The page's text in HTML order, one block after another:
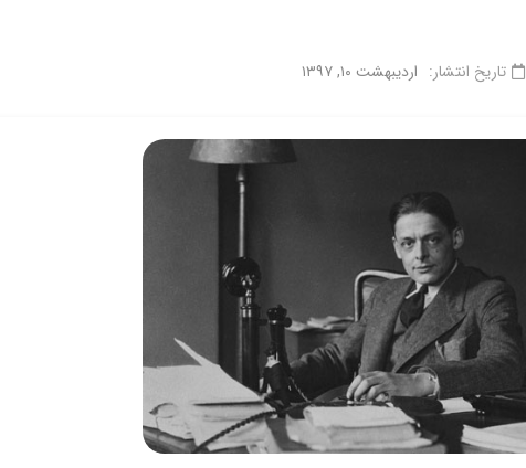
تاریخ انتشار: اردیبهشت ۱۰, ۱۳۹۷